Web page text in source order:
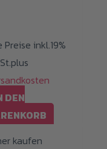
Preise inkl.19%
DEN
kaufen